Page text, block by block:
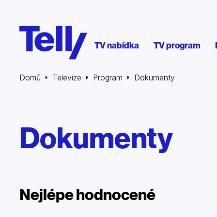
TV nabídka TV program
Domů Televize Program Dokumenty
Dokumenty
Nejlépe hodnocené